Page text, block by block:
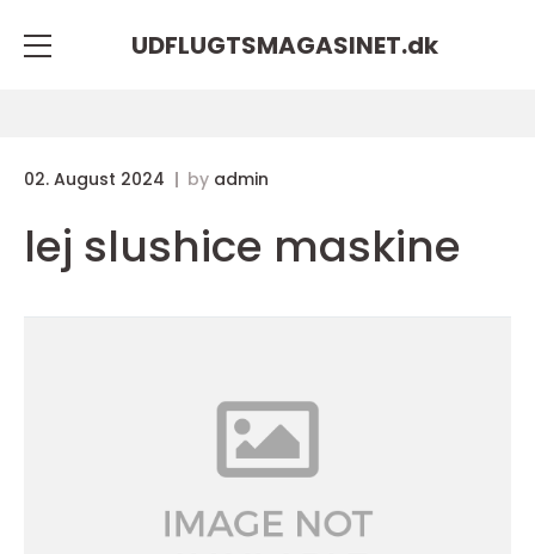
UDFLUGTSMAGASINET.dk
02. August 2024 by admin
lej slushice maskine